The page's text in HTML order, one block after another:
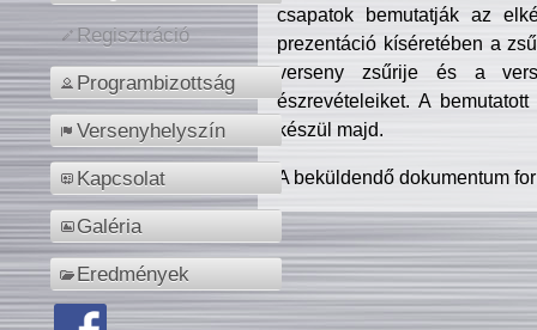
Regisztráció
Programbizottság
Versenyhelyszín
Kapcsolat
Galéria
Eredmények
csapatok bemutatják az
prezentáció kíséretében a
verseny zsűrije és a
észrevételeiket. A
készül majd.
A beküldendő dokumentum